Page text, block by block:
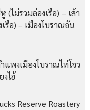
(ไม่รวมล่องเรือ) – เส้า
รือ) – เมืองโบราณอัน
แพงเมืองโบราณไท่โจว
ไฮ้
Reserve Roastery